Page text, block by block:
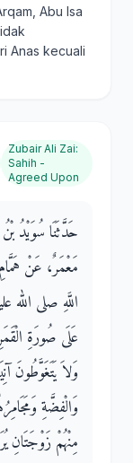
Abu Isa
Anas kecuali
Zubair Ali Zai:
Sahih -
Agreed Upon
حَدَّثَنَا سُوَيْدُ بْنُ
مَعْمَرٌ، عَنْ
اللَّهِ صلى
عَلَى صُورَةِ
وَلاَ يَتَغَوَّطُونَ
وَالْفِضَّةِ
مِنْهُمْ زَوْجَتَانِ